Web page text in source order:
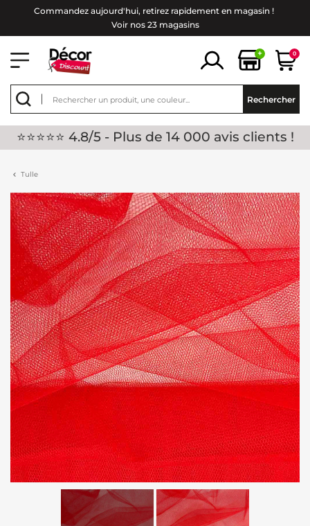
Commandez aujourd'hui, retirez rapidement en magasin !
Voir nos 23 magasins
+ 0
Rechercher
⭐⭐⭐⭐⭐ 4.8/5 - Plus de 14 000 avis clients !
Tulle